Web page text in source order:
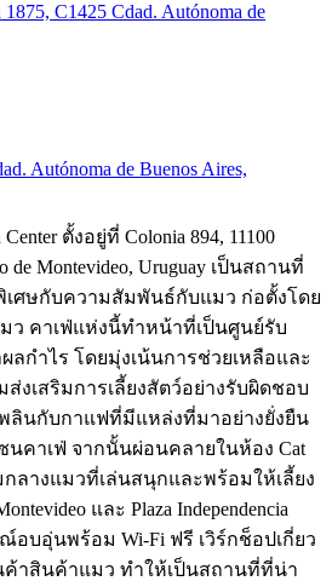
C1425 Cdad. Autónoma de
Autónoma de Buenos Aires,
ตั้งอยู่ที่ Colonia 894, 11100
de Montevideo, Uruguay เป็นสถานที่
ศษกับความสัมพันธ์กับแมว ก่อตั้งโดย
ว คาเฟ่แห่งนี้ทำหน้าที่เป็นศูนย์รับ
ลกำไร โดยมุ่งเน้นการช่วยเหลือและ
งเสริมการเลี้ยงสัตว์อย่างรับผิดชอบ
พลินกับกาแฟที่มีแหล่งที่มาอย่างยั่งยืน
คาเฟ่ จากนั้นผ่อนคลายในห้อง Cat
กลางแมวที่เล่นสนุกและพร้อมให้เลี้ยง
และ Plaza Independencia
อบอุ่นพร้อม Wi-Fi ฟรี เวิร์กช็อปเกี่ยว
าสินค้าแมว ทำให้เป็นสถานที่ที่น่า